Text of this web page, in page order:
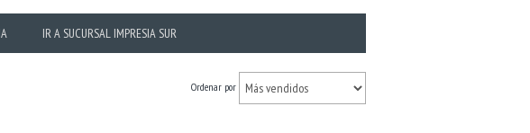
IR A SUCURSAL IMPRESIA SUR
Ordenar por